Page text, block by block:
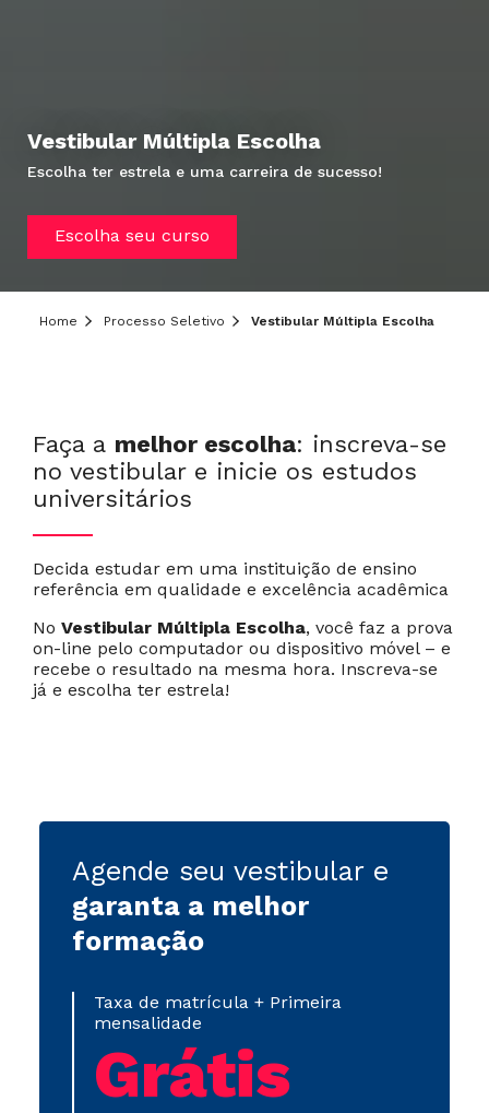
Vestibular Múltipla Escolha
Escolha ter estrela e uma carreira de sucesso!
Escolha seu curso
Home Processo Seletivo Vestibular Múltipla Escolha
Faça a melhor escolha: inscreva-se
no vestibular e inicie os estudos
universitários
Decida estudar em uma instituição de ensino
referência em qualidade e excelência acadêmica
No Vestibular Múltipla Escolha, você faz a prova
on-line pelo computador ou dispositivo móvel – e
recebe o resultado na mesma hora. Inscreva-se
já e escolha ter estrela!
Agende seu vestibular e
garanta a melhor
formação
Taxa de matrícula + Primeira
mensalidade
Grátis
Precisa de mais informações sobre o curso,
processo seletivo ou formas de pagamento?
Deixe aqui o seu contato que um de nossos
consultores irá te ajudar!
Cancelar Próximo